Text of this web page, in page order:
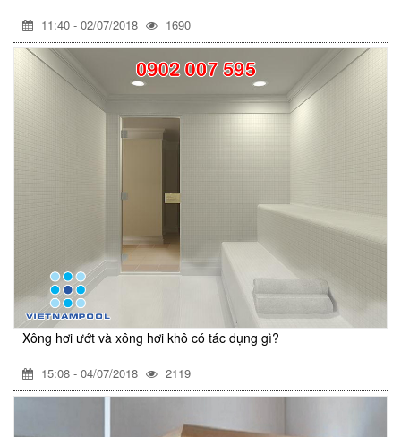
11:40 - 02/07/2018 1690
Xông hơi ướt và xông hơi khô có tác dụng gì?
15:08 - 04/07/2018 2119